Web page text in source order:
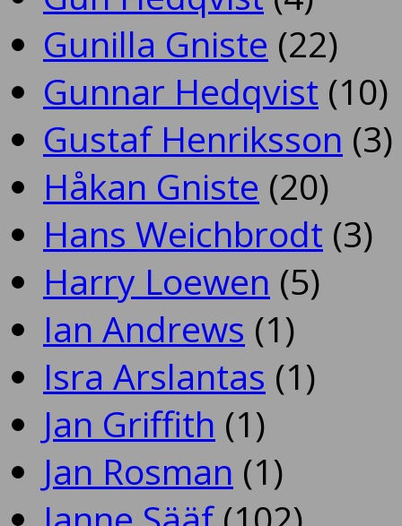
Gunilla Gniste (22)
Gunnar Hedqvist (10)
Gustaf Henriksson (3)
Håkan Gniste (20)
Hans Weichbrodt (3)
Harry Loewen (5)
Ian Andrews (1)
Isra Arslantas (1)
Jan Griffith (1)
Jan Rosman (1)